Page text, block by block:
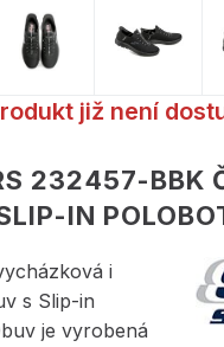
již není
232457-BBK
IN
i
s Slip-in
je vyrobená